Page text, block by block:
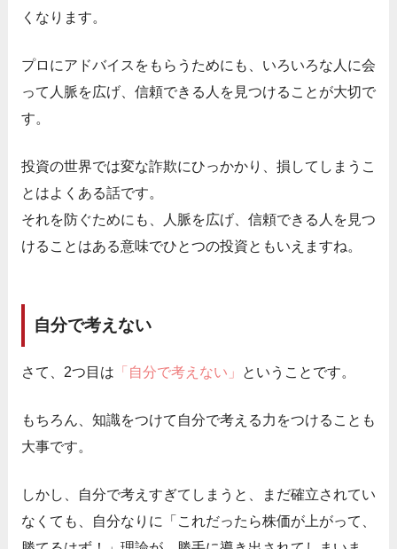
くなります。
プロにアドバイスをもらうためにも、いろいろな人に会
って人脈を広げ、信頼できる人を見つけることが大切で
す。
投資の世界では変な詐欺にひっかかり、損してしまうこ
とはよくある話です。
それを防ぐためにも、人脈を広げ、信頼できる人を見つ
けることはある意味でひとつの投資ともいえますね。
自分で考えない
さて、2つ目は 「自分で考えない」 ということです。
もちろん、知識をつけて自分で考える力をつけることも
大事です。
しかし、自分で考えすぎてしまうと、まだ確立されてい
なくても、自分なりに「これだったら株価が上がって、